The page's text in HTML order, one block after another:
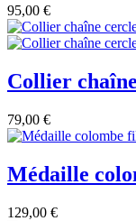
95,00 €
Collier
79,00 €
Médaille
129,00 €